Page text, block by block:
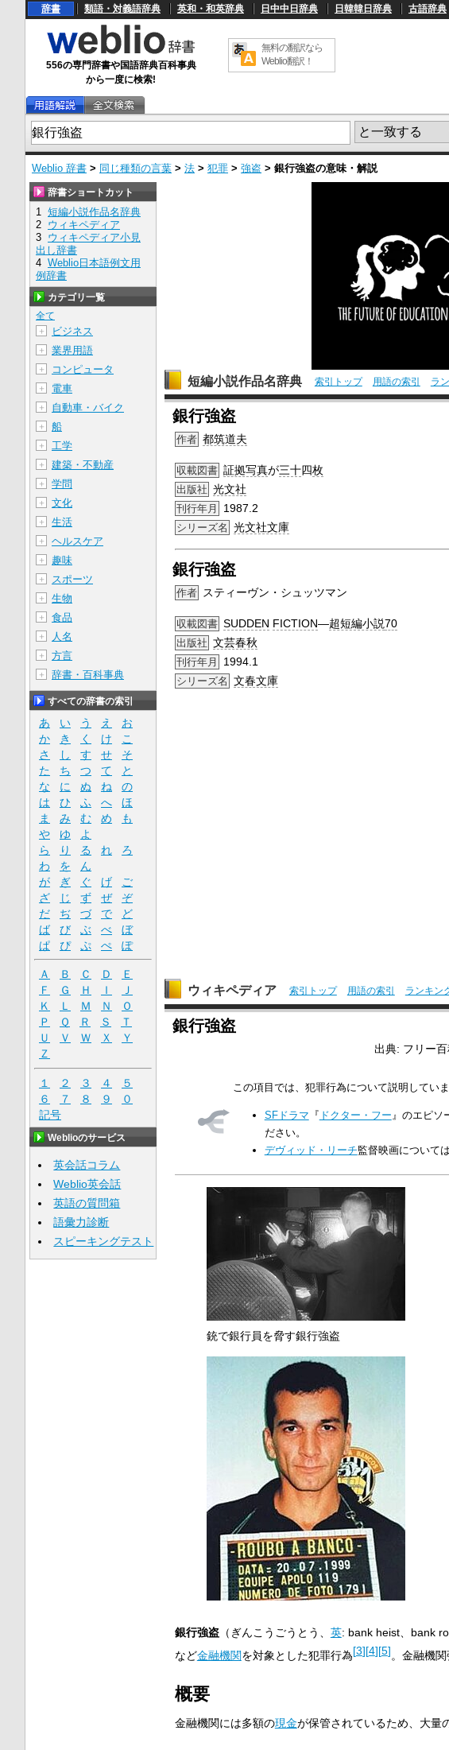
辞書 類語・対義語辞典 英和・和英辞典 日中中日辞典 日韓韓日辞典 古語辞典
556の専門辞書や国語辞典百科事典
から一度に検索!
無料の翻訳なら
Weblio翻訳！
Weblio 辞書 > 同じ種類の言葉 > 法 > 犯罪 > 強盗 > 銀行強盗の意味・解説
短編小説作品名辞典 索引トップ 用語の索引 ラ
銀行強盗
作者 都筑道夫
収載図書 証拠写真が三十四枚
出版社 光文社
刊行年月 1987.2
シリーズ名 光文社文庫
銀行強盗
作者 スティーヴン・シュッツマン
収載図書 SUDDEN FICTION―超短編小説70
出版社 文芸春秋
刊行年月 1994.1
シリーズ名 文春文庫
ウィキペディア 索引トップ 用語の索引 ランキン
銀行強盗
出典: フリー
この項目では、犯罪行為について説明していま
SFドラマ 『 ドクター・フー』のエピソ
ださい。
デヴィッド・リーチ監督映画について
銃で銀行員を脅す銀行強盗
銀行強盗（ぎんこうごうとう、 英: bank heist、bank
など金融機関を対象とした犯罪行為[3][4][5]。金融機
概要
金融機関には多額の現金が保管されているため、大量
辞書ショートカット
1 短編小説作品名辞典
2 ウィキペディア
3 ウィキペディア小見
出し辞書
4 Weblio日本語例文用
例辞書
カテゴリ一覧
全て
＋
ビジネス
＋ 業界用語
＋ コンピュータ
＋ 電車
＋ 自動車・バイク
＋ 船
＋ 工学
＋ 建築・不動産
＋ 学問
＋ 文化
＋ 生活
＋ ヘルスケア
＋ 趣味
＋ スポーツ
＋ 生物
＋ 食品
＋ 人名
＋ 方言
＋ 辞書・百科事典
すべての辞書の索引
あ い う え
お
か
き く け
こ
さ
し す せ
そ
た
ち つ て
と
な
に ぬ ね
の
は
ひ ふ へ
ほ
ま
み む め
も
や
ゆ
よ
ら
り る れ
ろ
わ
を
ん
が
ぎ ぐ げ
ご
ざ
じ ず ぜ
ぞ
だ
ぢ づ で
ど
ば
び ぶ べ
ぼ
ぱ
ぴ ぷ ぺ ぽ
Ａ Ｂ Ｃ Ｄ
Ｅ
Ｆ
Ｇ Ｈ Ｉ
Ｊ
Ｋ
Ｌ Ｍ Ｎ
Ｏ
Ｐ
Ｑ Ｒ Ｓ
Ｔ
Ｕ
Ｖ Ｗ Ｘ
Ｙ
Ｚ
１ ２ ３ ４
５
６
７ ８ ９
０
記号
Weblioのサービス
英会話コラム
Weblio英会話
英語の質問箱
語彙力診断
スピーキングテスト